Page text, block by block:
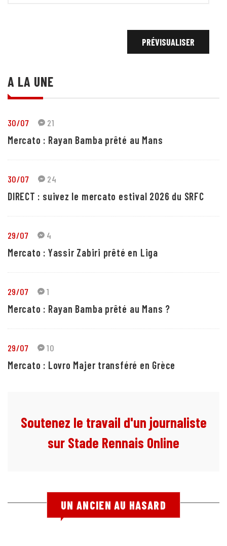
A LA UNE
30/07 21
Mercato : Rayan Bamba prêté au Mans
30/07 24
DIRECT : suivez le mercato estival 2026 du SRFC
29/07 4
Mercato : Yassir Zabiri prêté en Liga
29/07 1
Mercato : Rayan Bamba prêté au Mans ?
29/07 10
Mercato : Lovro Majer transféré en Grèce
Soutenez le travail d'un journaliste
sur Stade Rennais Online
UN ANCIEN AU HASARD